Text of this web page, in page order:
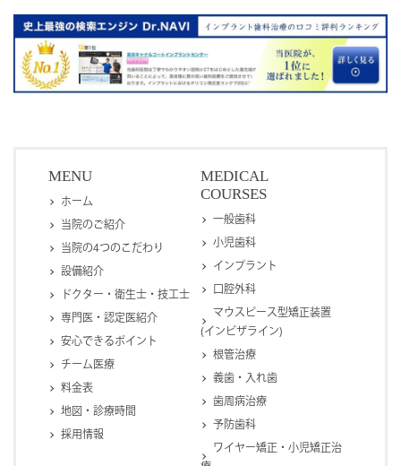
MENU
ホーム
当院のご紹介
当院の4つのこだわり
設備紹介
ドクター・衛生士・技工士
専門医・認定医紹介
安心できるポイント
チーム医療
料金表
地図・診療時間
採用情報
MEDICAL
COURSES
一般歯科
小児歯科
インプラント
口腔外科
マウスピース型矯正装置
(インビザライン)
根管治療
義歯・入れ歯
歯周病治療
予防歯科
ワイヤー矯正・小児矯正治